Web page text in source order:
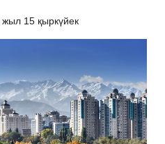
жыл 15 қыркүйек